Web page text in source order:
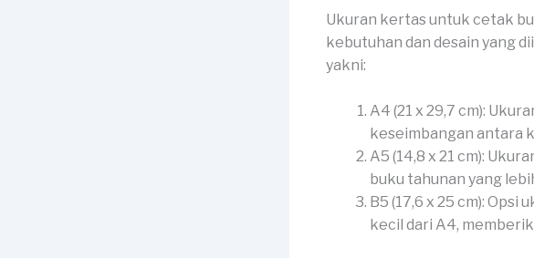
Ukuran kertas untuk cetak
kebutuhan dan desain yang
yakni:
A4 (21 x 29,7 cm):
keseimbangan antara
A5 (14,8 x 21 cm):
buku tahunan yang
B5 (17,6 x 25 cm):
kecil dari A4,